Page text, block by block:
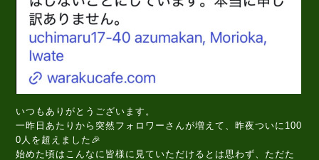
いつもありがとうございます。
一昨日あたりから突然フォロワーさんが増えて、昨夜ついに100
0人を超えました🎉
始めた頃はこんなに皆様に見ていただけるとは思わず、ただた